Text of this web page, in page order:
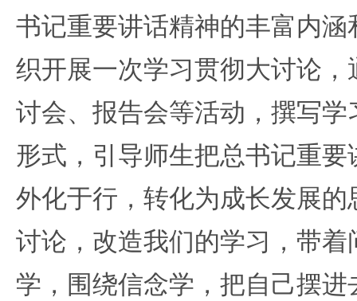
书记重要讲话精神的丰富内
织开展一次学习贯彻大讨论
讨会、报告会等活动，撰写
形式，引导师生把总书记重
外化于行，转化为成长发展
讨论，改造我们的学习，带
学，围绕信念学，把自己摆